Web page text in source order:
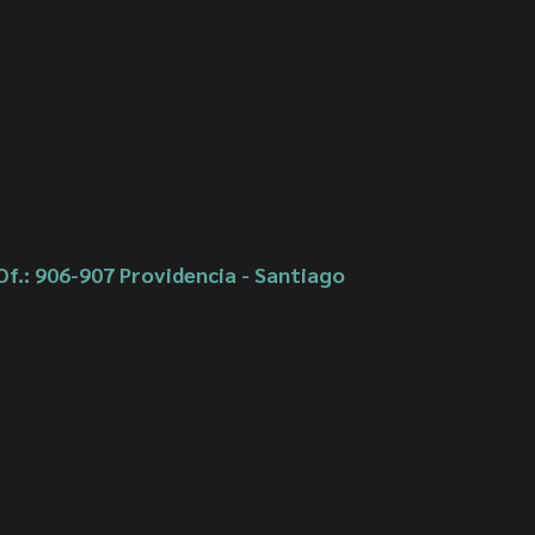
906-907 Providencia - Santiago